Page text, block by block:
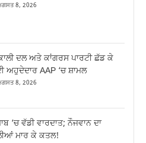
8, 2026
ਦਲ ਅਤੇ ਕਾਂਗਰਸ ਪਾਰਟੀ ਛੱਡ ਕੇ
ਅਹੁਦੇਦਾਰ AAP ‘ਚ ਸ਼ਾਮਲ
8, 2026
‘ਚ ਵੱਡੀ ਵਾਰਦਾਤ; ਨੌਜਵਾਨ ਦਾ
ਮਾਰ ਕੇ ਕਤਲ!